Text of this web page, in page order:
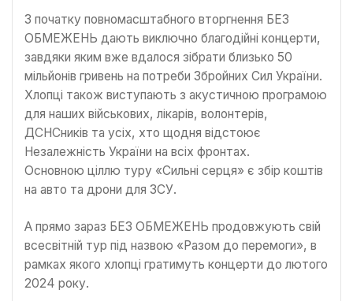
З початку повномасштабного вторгнення БЕЗ
ОБМЕЖЕНЬ дають виключно благодійні концерти,
завдяки яким вже вдалося зібрати близько 50
мільйонів гривень на потреби Збройних Сил України.
Хлопці також виступають з акустичною програмою
для наших військових, лікарів, волонтерів,
ДСНСників та усіх, хто щодня відстоює
Незалежність України на всіх фронтах.
Основною ціллю туру «Сильні серця» є збір коштів
на авто та дрони для ЗСУ.
А прямо зараз БЕЗ ОБМЕЖЕНЬ продовжують свій
всесвітній тур під назвою «Разом до перемоги», в
рамках якого хлопці гратимуть концерти до лютого
2024 року.